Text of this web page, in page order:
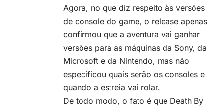
Agora, no que diz respeito às versões
de console do game, o release apenas
confirmou que a aventura vai ganhar
versões para as máquinas da Sony, da
Microsoft e da Nintendo, mas não
especificou quais serão os consoles e
quando a estreia vai rolar.
De todo modo, o fato é que Death By